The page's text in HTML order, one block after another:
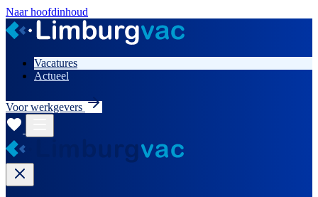
Naar hoofdinhoud
Vacatures
Actueel
Voor werkgevers